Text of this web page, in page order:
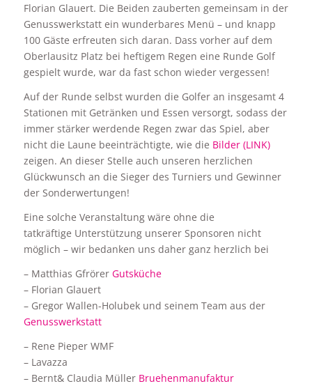
Florian Glauert. Die Beiden zauberten gemeinsam in der
Genusswerkstatt ein wunderbares Menü – und knapp
100 Gäste erfreuten sich daran. Dass vorher auf dem
Oberlausitz Platz bei heftigem Regen eine Runde Golf
gespielt wurde, war da fast schon wieder vergessen!
Auf der Runde selbst wurden die Golfer an insgesamt 4
Stationen mit Getränken und Essen versorgt, sodass der
immer stärker werdende Regen zwar das Spiel, aber
nicht die Laune beeinträchtigte, wie die Bilder (LINK)
zeigen. An dieser Stelle auch unseren herzlichen
Glückwunsch an die Sieger des Turniers und Gewinner
der Sonderwertungen!
Eine solche Veranstaltung wäre ohne die
tatkräftige Unterstützung unserer Sponsoren nicht
möglich – wir bedanken uns daher ganz herzlich bei
– Matthias Gfrörer Gutsküche
– Florian Glauert
– Gregor Wallen-Holubek und seinem Team aus der
Genusswerkstatt
– Rene Pieper WMF
– Lavazza
– Bernt& Claudia Müller Bruehenmanufaktur